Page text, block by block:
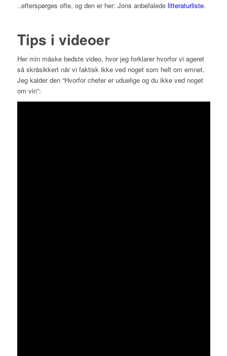
..efterspørges ofte, og den er her: Jons anbefalede litteraturliste.
Tips i videoer
Her min måske bedste video, hvor jeg forklarer hvorfor vi ageret
så skråsikkert når vi faktisk ikke ved noget som helt om emnet.
Jeg kalder den “Hvorfor chefer er uduelige og du ikke ved noget
om vin”: